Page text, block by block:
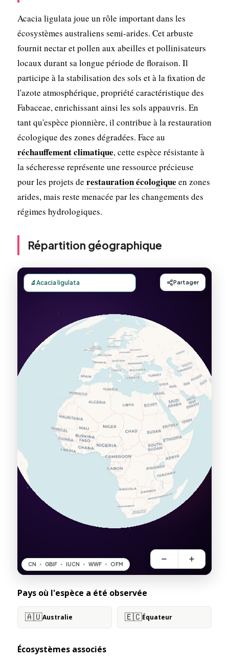
Acacia ligulata joue un rôle important dans les
écosystèmes australiens semi-arides. Cet arbuste
fournit nectar et pollen aux abeilles et pollinisateurs
locaux durant sa longue période de floraison. Il
participe à la stabilisation des sols et à la fixation de
l'azote atmosphérique, propriété caractéristique des
Fabaceae, enrichissant ainsi les sols appauvris. En
tant qu'espèce pionnière, il contribue à la restauration
écologique des zones dégradées. Face au
réchauffement climatique, cette espèce résistante à
la sécheresse représente une ressource précieuse
pour les projets de restauration écologique en zones
arides, mais reste menacée par les changements des
régimes hydrologiques.
Répartition géographique
Pays où l'espèce a été observée
🇦🇺Australie 🇪🇨Équateur
Écosystèmes associés